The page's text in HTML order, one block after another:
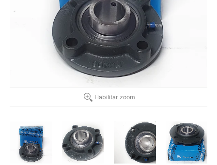
Habilitar zoom